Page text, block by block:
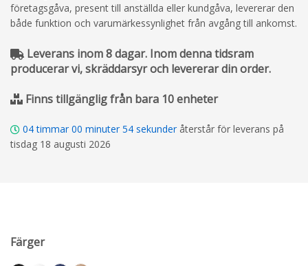
företagsgåva, present till anställda eller kundgåva, levererar den
både funktion och varumärkessynlighet från avgång till ankomst.
Leverans inom 8 dagar. Inom denna tidsram
producerar vi, skräddarsyr och levererar din order.
Finns tillgänglig från bara 10 enheter
04timmar 00 minuter 53 sekunder återstår för leverans på
tisdag 18 augusti 2026
Färger